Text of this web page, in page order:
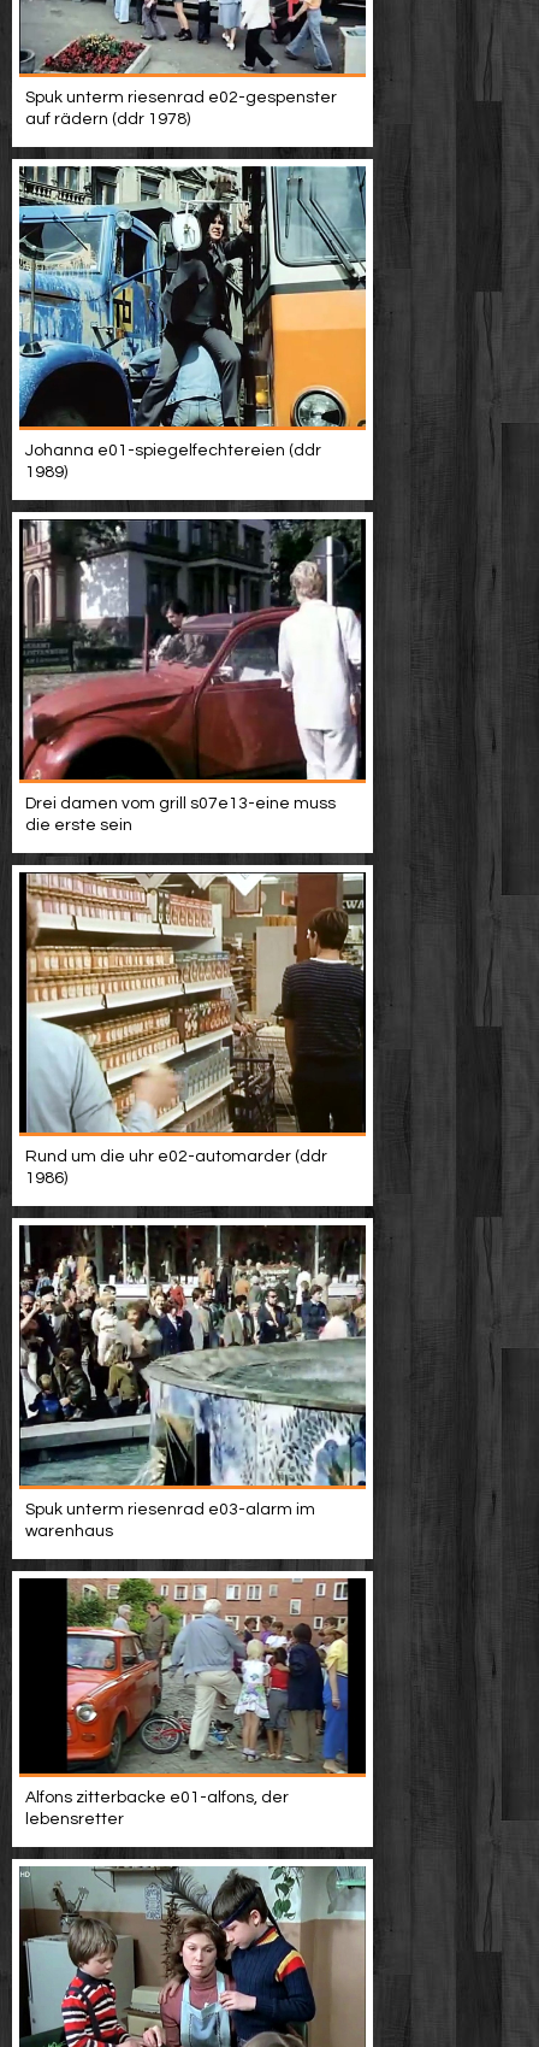
Spuk unterm riesenrad e02-gespenster
auf rädern (ddr 1978)
Johanna e01-spiegelfechtereien (ddr
1989)
Drei damen vom grill s07e13-eine muss
die erste sein
Rund um die uhr e02-automarder (ddr
1986)
Spuk unterm riesenrad e03-alarm im
warenhaus
Alfons zitterbacke e01-alfons, der
lebensretter